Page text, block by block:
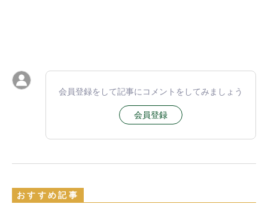
会員登録をして記事にコメントをしてみましょう
会員登録
おすすめ記事